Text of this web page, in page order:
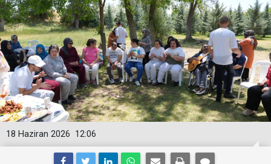
12:06
18 Haziran 2026